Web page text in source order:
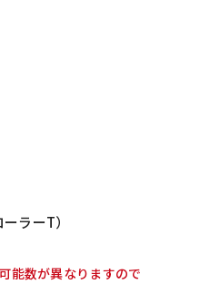
ラーT）
能数が異なりますので